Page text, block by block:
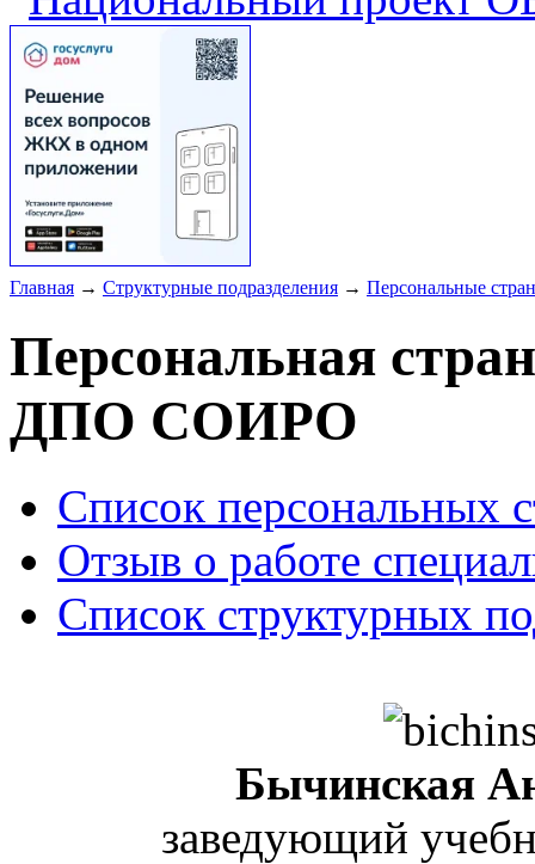
Главная → Структурные подразделения → Персональные
Персональная
ДПО СОИРО
Список персональных
Отзыв о работе
Список структурных
Бычинская
заведующий